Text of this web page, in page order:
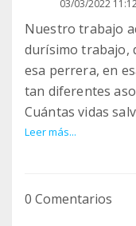
03/03/2022
Nuestro trabajo
durísimo trabajo,
esa perrera, en
tan diferentes
Cuántas vidas
quedamos con lo
el apoyo que
Gracias de
que encontráis
Leer más...
0 Comentarios